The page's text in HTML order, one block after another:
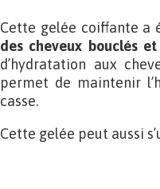
Cette gelée coiffante a
des cheveux bouclés
d’hydratation aux
permet de maintenir
casse.
Cette gelée peut aussi